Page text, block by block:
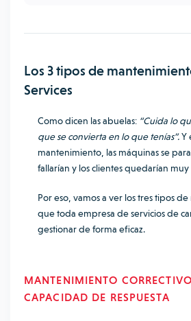
Los 3 tipos de
Services
Como dicen las abuelas: “Cuida lo
que se convierta en lo que tenías”.Y
mantenimiento, las máquinas se
fallarían y los clientes quedarían
Por eso, vamos a ver los tres tipos
que toda empresa de servicios de
gestionar de forma eficaz.
MANTENIMIENTO
CAPACIDAD DE RESPUESTA